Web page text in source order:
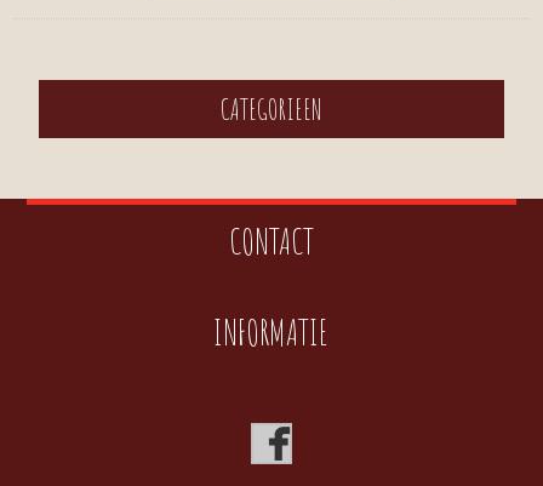
CATEGORIEEN
CONTACT
INFORMATIE